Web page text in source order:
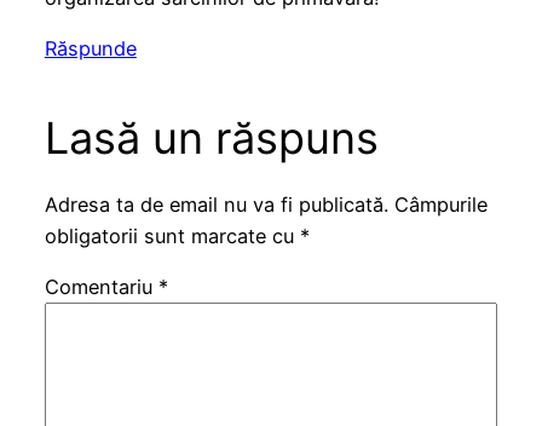
Răspunde
Lasă un răspuns
Adresa ta de email nu va fi publicată. Câmpurile
obligatorii sunt marcate cu *
Comentariu *